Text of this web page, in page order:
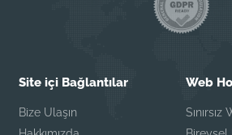
Site içi Bağlantılar
Bize Ulaşın
Web